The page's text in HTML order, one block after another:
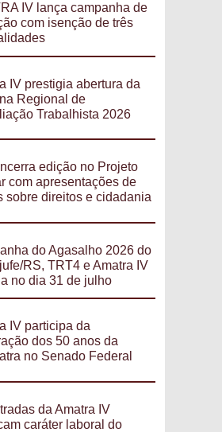
IV lança campanha de
com isenção de três
IV prestigia abertura da
Regional de
Trabalhista 2026
edição no Projeto
com apresentações de
sobre direitos e cidadania
do Agasalho 2026 do
RS, TRT4 e Amatra IV
no dia 31 de julho
IV participa da
dos 50 anos da
no Senado Federal
da Amatra IV
caráter laboral do